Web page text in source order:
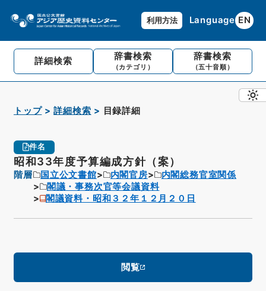
利用方法 Language EN
詳細検索 辞書検索
（カテゴリ）
辞書検索
（五十音順）
トップ 詳細検索 目録詳細
件名
昭和33年度予算編成方針（案）
階層 国立公文書館 内閣官房
内閣総務官室関係
閣議・事務次官等会議資料
閣議資料・昭和３２年１２月２０日
閲覧